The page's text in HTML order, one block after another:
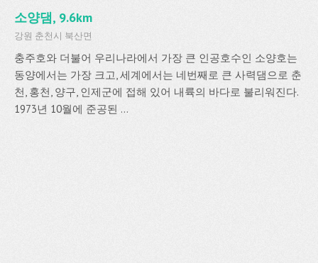
소양댐, 9.6km
강원 춘천시 북산면
충주호와 더불어 우리나라에서 가장 큰 인공호수인 소양호는
동양에서는 가장 크고, 세계에서는 네번째로 큰 사력댐으로 춘
천, 홍천, 양구, 인제군에 접해 있어 내륙의 바다로 불리워진다.
1973년 10월에 준공된 ...